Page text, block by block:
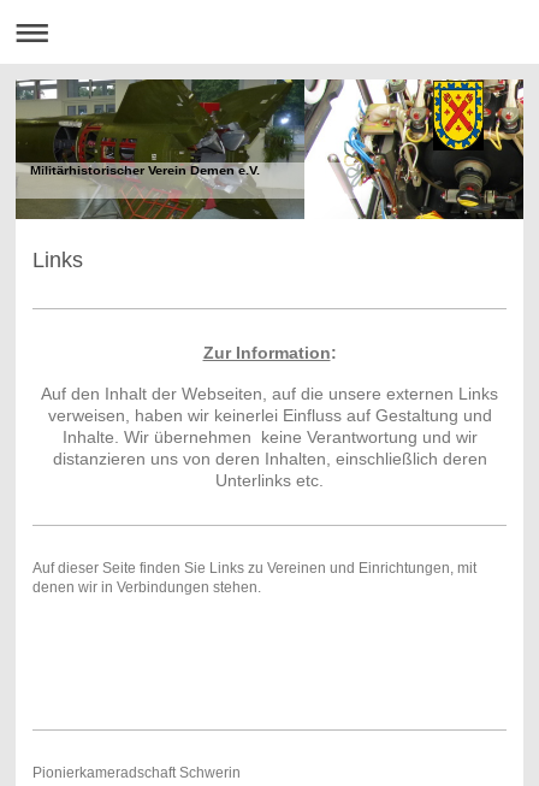
Militärhistorischer Verein Demen e.V.
Links
Zur Information:
Auf den Inhalt der Webseiten, auf die unsere externen Links
verweisen, haben wir keinerlei Einfluss auf Gestaltung und
Inhalte. Wir übernehmen keine Verantwortung und wir
distanzieren uns von deren Inhalten, einschließlich deren
Unterlinks etc.
Auf dieser Seite finden Sie Links zu Vereinen und Einrichtungen, mit
denen wir in Verbindungen stehen.
Pionierkameradschaft Schwerin